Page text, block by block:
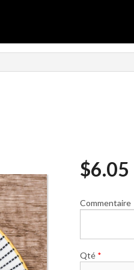
$6.05
Commentaire
Qté *